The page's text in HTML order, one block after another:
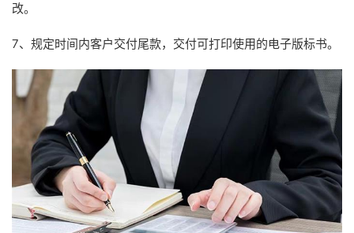
改。
7、规定时间内客户交付尾款，交付可打印使用的电子版标书。